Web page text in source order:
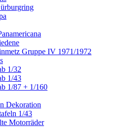
Gruppe IV 1971/1972
1/32
1/43
1/87 + 1/160
Dekoration
1/43
Motorräder